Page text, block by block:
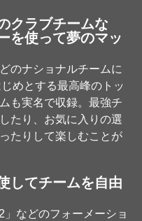
クラブチームな
を使って夢のマッ
のナショナルチームに
めとする最高峰のトッ
も実名で収録。最強チ
たり、お気に入りの選
たりして楽しむことが
してチームを自由
などのフォーメーショ